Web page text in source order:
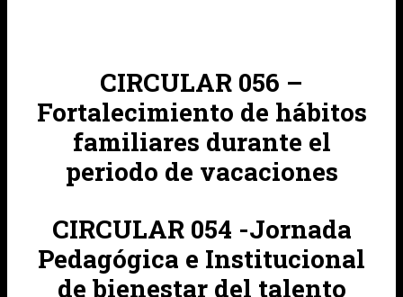
CIRCULAR 056 –
Fortalecimiento de hábitos
familiares durante el
periodo de vacaciones
CIRCULAR 054 -Jornada
Pedagógica e Institucional
de bienestar del talento